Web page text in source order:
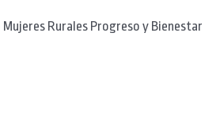
Rurales Progreso y Bienestar